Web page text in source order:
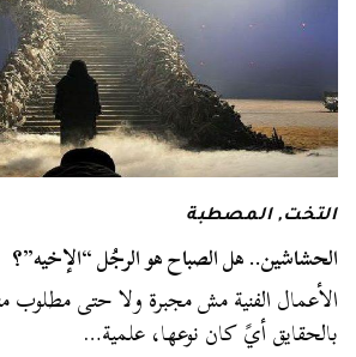
التخت,المصطبة
الحشاشين.. هل الصباح هو الرجُل “الإخيه”؟
الأعمال الفنية مش مجبرة ولا حتى مطلوب
بالحقايق أيً كان نوعها، علمية…